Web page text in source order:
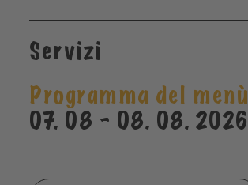
Servizi
Programma del menù
07. 08 - 08. 08. 2026